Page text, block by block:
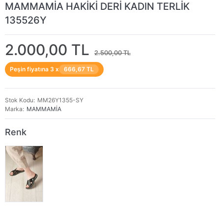
MAMMAMİA HAKİKİ DERİ KADIN TERLİK
135526Y
2.000,00 TL 2.500,00 TL
Peşin fiyatına 3 x 666,67 TL
Stok Kodu
MM26Y1355-SY
Marka
MAMMAMİA
Renk